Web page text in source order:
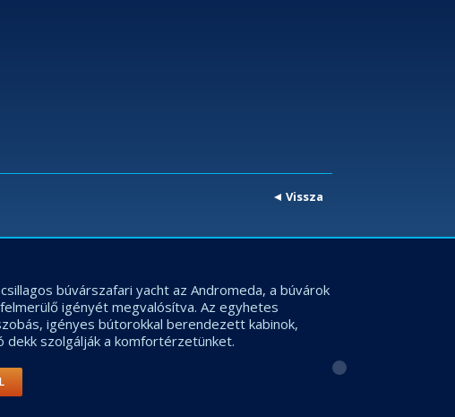
Vissza
búvárszafari yacht az Andromeda, a búvárok
igényét megvalósítva. Az egyhetes
igényes bútorokkal berendezett kabinok,
dekk szolgálják a komfortérzetünket.